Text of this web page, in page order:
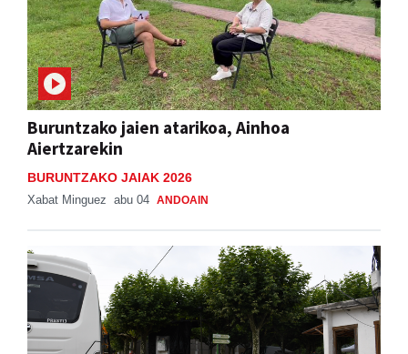
Buruntzako jaien atarikoa, Ainhoa
Aiertzarekin
BURUNTZAKO JAIAK 2026
Xabat Minguez abu 04 ANDOAIN